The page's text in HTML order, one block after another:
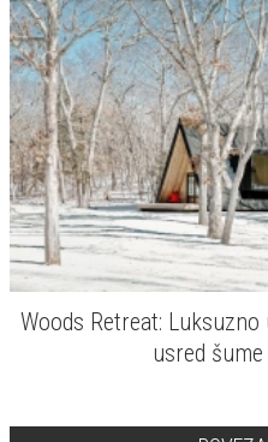
Woods Retreat:
usred